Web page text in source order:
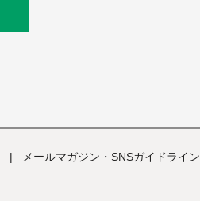
| メールマガジン・SNSガイドライン